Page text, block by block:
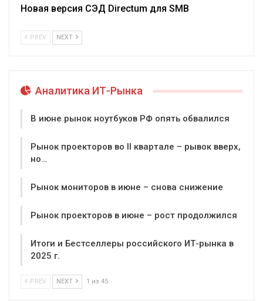
Новая версия СЭД Directum для SMB
PREV NEXT
Аналитика ИТ-Рынка
В июне рынок ноутбуков РФ опять обвалился
Рынок проекторов во II квартале – рывок вверх,
но…
Рынок мониторов в июне – снова снижение
Рынок проекторов в июне – рост продолжился
Итоги и Бестселлеры российского ИТ-рынка в
2025 г.
PREV NEXT 1 из 45